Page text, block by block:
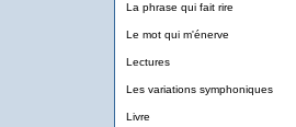
La phrase qui fait rire
Le mot qui m'énerve
Lectures
Les variations symphoniques
Livre